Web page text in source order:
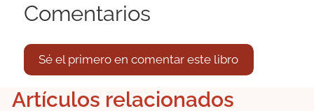
Comentarios
Sé el primero en comentar este libro
Artículos relacionados